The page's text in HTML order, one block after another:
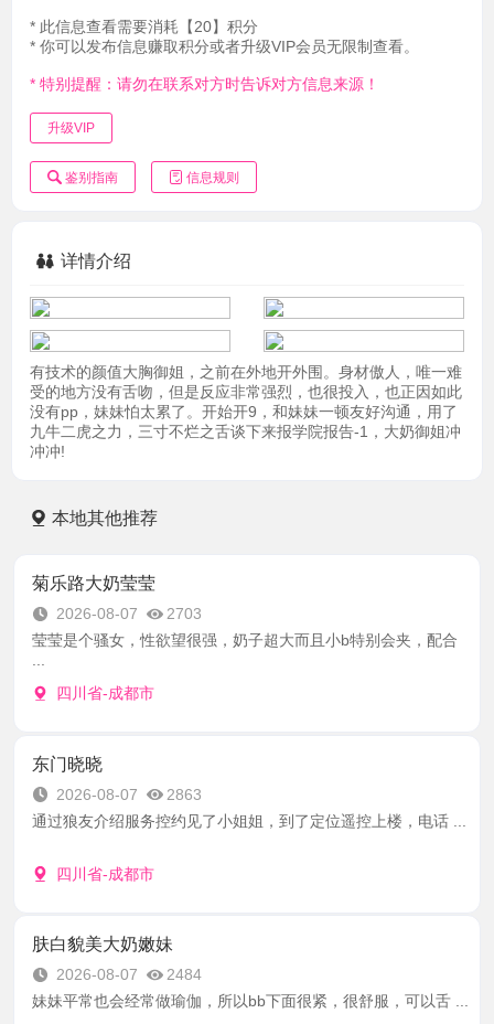
* 此信息查看需要消耗【20】积分
* 你可以发布信息赚取积分或者升级VIP会员无限制查看。
* 特别提醒：请勿在联系对方时告诉对方信息来源！
升级VIP
鉴别指南 信息规则
详情介绍
有技术的颜值大胸御姐，之前在外地开外围。身材傲人，唯一难
受的地方没有舌吻，但是反应非常强烈，也很投入，也正因如此
没有pp，妹妹怕太累了。开始开9，和妹妹一顿友好沟通，用了
九牛二虎之力，三寸不烂之舌谈下来报学院报告-1，大奶御姐冲
冲冲!
本地其他推荐
菊乐路大奶莹莹
2026-08-07
2703
莹莹是个骚女，性欲望很强，奶子超大而且小b特别会夹，配合
...
四川省-成都市
东门晓晓
2026-08-07
2863
通过狼友介绍服务控约见了小姐姐，到了定位遥控上楼，电话 ...
四川省-成都市
肤白貌美大奶嫩妹
2026-08-07
2484
妹妹平常也会经常做瑜伽，所以bb下面很紧，很舒服，可以舌 ...